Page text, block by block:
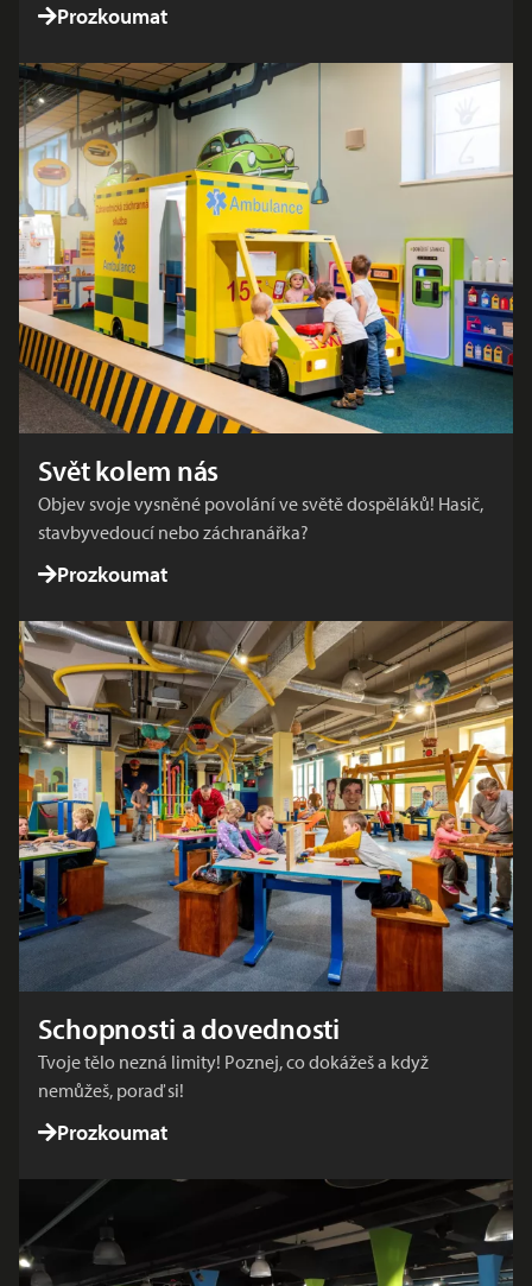
Prozkoumat
Svět kolem nás
Objev svoje vysněné povolání ve světě dospěláků! Hasič,
stavbyvedoucí nebo záchranářka?
Prozkoumat
Schopnosti a dovednosti
Tvoje tělo nezná limity! Poznej, co dokážeš a když
nemůžeš, poraď si!
Prozkoumat